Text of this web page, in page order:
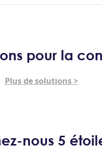
pour la
Plus de solutions >
nous 5